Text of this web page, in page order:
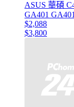
ASUS 華碩
GA401
$2,088
$3,800